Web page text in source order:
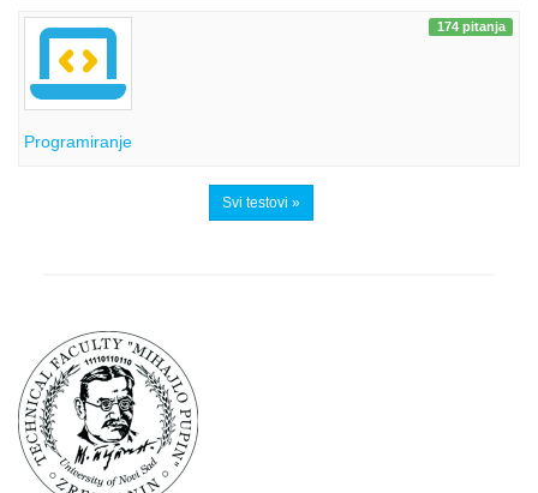
174 pitanja
Programiranje
Svi testovi »